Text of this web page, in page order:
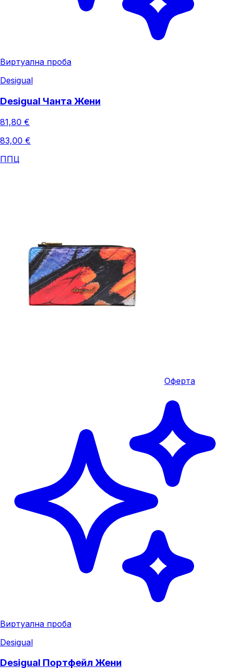
Виртуална проба
Desigual
Desigual Чанта Жени
81,80 €
83,00 €
ППЦ
Оферта
Виртуална проба
Desigual
Desigual Портфейл Жени